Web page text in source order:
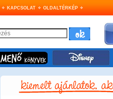
KAPCSOLAT OLDALTÉRKÉP